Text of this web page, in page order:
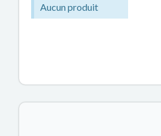
Aucun produit